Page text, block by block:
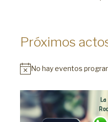
Próximos
No hay eventos